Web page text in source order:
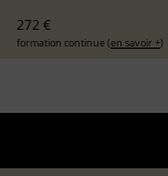
272 €
formation continue (en savoir +)